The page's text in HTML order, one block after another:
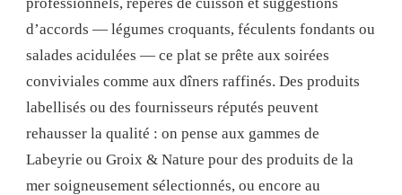
d’accords — légumes croquants, féculents fondants ou
salades acidulées — ce plat se prête aux soirées
conviviales comme aux dîners raffinés. Des produits
labellisés ou des fournisseurs réputés peuvent
rehausser la qualité : on pense aux gammes de
Labeyrie ou Groix & Nature pour des produits de la
mer soigneusement sélectionnés, ou encore au